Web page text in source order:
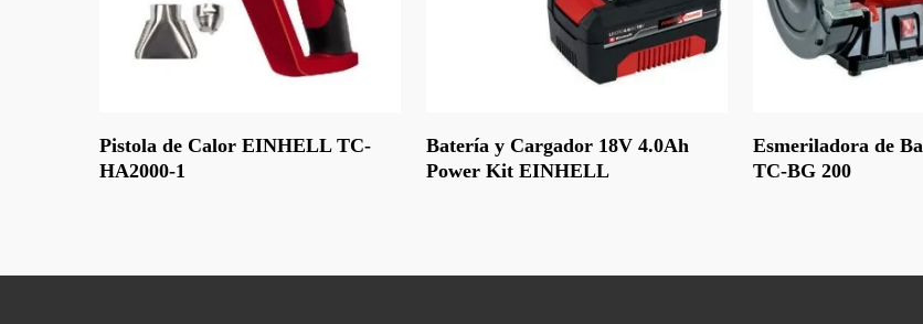
Pistola de Calor EINHELL TC-
HA2000-1
Leer Más
Batería y Cargador 18V 4.0Ah
Power Kit EINHELL
Leer Más
Esmeriladora de
TC-BG 200